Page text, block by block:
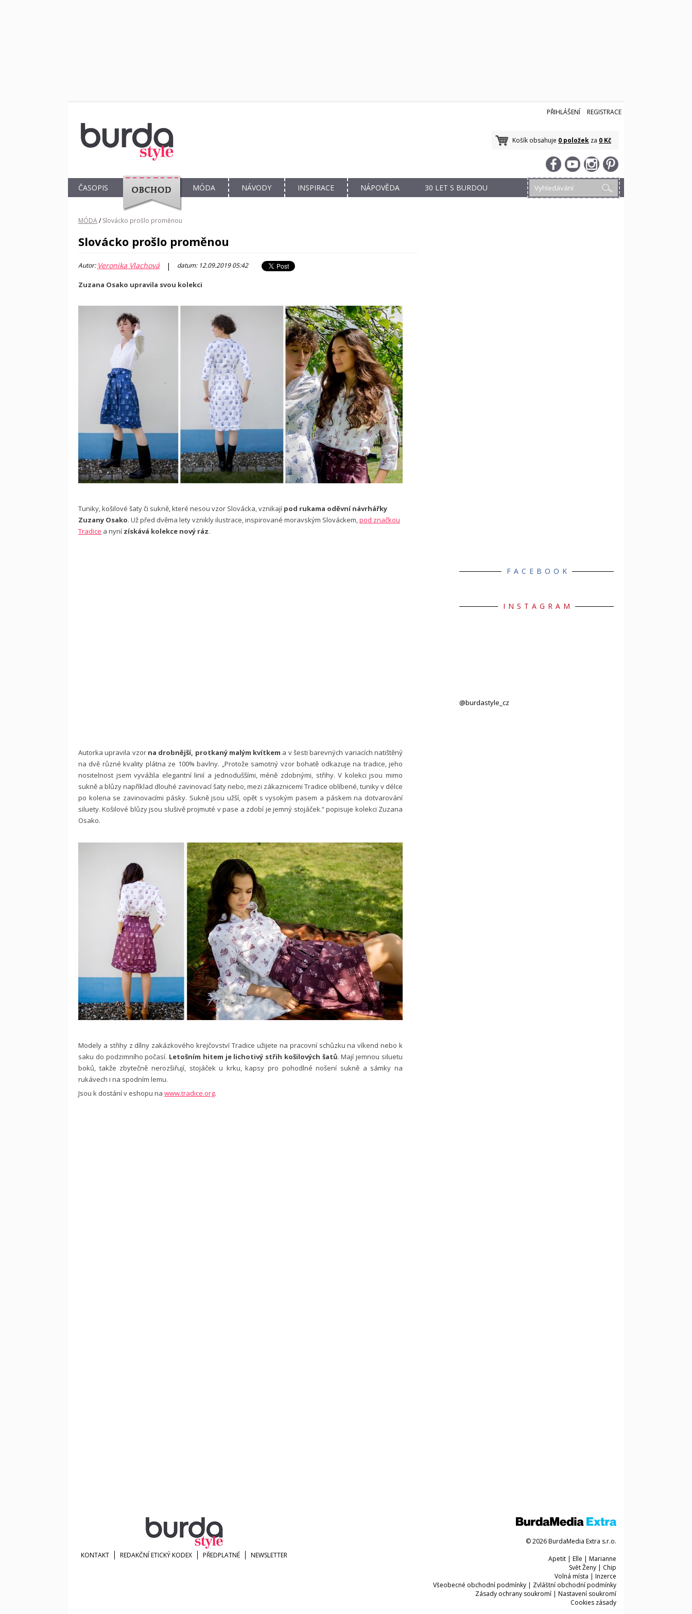
PŘIHLÁŠENÍ REGISTRACE
Košík obsahuje 0 položek za 0 Kč
ČASOPIS
OBCHOD
MÓDA NÁVODY INSPIRACE NÁPOVĚDA 30 LET S BURDOU
MÓDA/ Slovácko prošlo proměnou
Slovácko prošlo proměnou
Autor: Veronika Vlachová | datum: 12.09.2019 05:42
Zuzana Osako upravila svou kolekci
Tuniky, košilové šaty či sukně, které nesou vzor Slovácka, vznikají pod rukama oděvní návrhářky
Zuzany Osako. Už před dvěma lety vznikly ilustrace, inspirované moravským Slováckem,pod značkou
Tradice a nyní získává kolekce nový ráz.
Autorka upravila vzor na drobnější, protkaný malým kvítkem a v šesti barevných variacích natištěný
na dvě různé kvality plátna ze 100% bavlny. „Protože samotný vzor bohatě odkazuje na tradice, jeho
nositelnost jsem vyvážila elegantní linií a jednoduššími, méně zdobnými, střihy. V kolekci jsou mimo
sukně a blůzy například dlouhé zavinovací šaty nebo, mezi zákaznicemi Tradice oblíbené, tuniky v délce
po kolena se zavinovacími pásky. Sukně jsou užší, opět s vysokým pasem a páskem na dotvarování
siluety. Košilové blůzy jsou slušivě projmuté v pase a zdobí je jemný stojáček.“ popisuje kolekci Zuzana
Osako.
Modely a střihy z dílny zakázkového krejčovství Tradice užijete na pracovní schůzku na víkend nebo k
saku do podzimního počasí. Letošním hitem je lichotivý střih košilových šatů. Mají jemnou siluetu
boků, takže zbytečně nerozšiřují, stojáček u krku, kapsy pro pohodlné nošení sukně a sámky na
rukávech i na spodním lemu.
Jsou k dostání v eshopu na www.tradice.org.
FACEBOOK
INSTAGRAM
@burdastyle_cz
KONTAKT REDAKČNÍ ETICKÝ KODEX PŘEDPLATNÉ NEWSLETTER
© 2026 BurdaMedia Extra s.r.o.
Apetit | Elle | Marianne
Svět Ženy | Chip
Volná místa | Inzerce
Všeobecné obchodní podmínky | Zvláštní obchodní podmínky
Zásady ochrany soukromí | Nastavení soukromí
Cookies zásady